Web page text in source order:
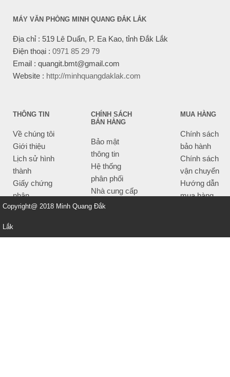
MÁY VĂN PHÒNG MINH QUANG ĐẮK LẮK
Địa chỉ : 519 Lê Duẩn, P. Ea Kao, tỉnh Đắk Lắk
Điện thoại : 0971 85 29 79
Email : quangit.bmt@gmail.com
Website : http://minhquangdaklak.com
THÔNG TIN
Về chúng tôi
Giới thiệu
Lịch sử hình
thành
Giấy chứng
nhận
CHÍNH SÁCH
BÁN HÀNG
Bảo mật
thông tin
Hệ thống
phân phối
Nhà cung cấp
Tiêu chí bán
MUA HÀNG
Chính sách
bảo hành
Chính sách
vận chuyển
Hướng dẫn
mua hàng
Copyright@ 2018 Minh Quang Đắk
Lắk